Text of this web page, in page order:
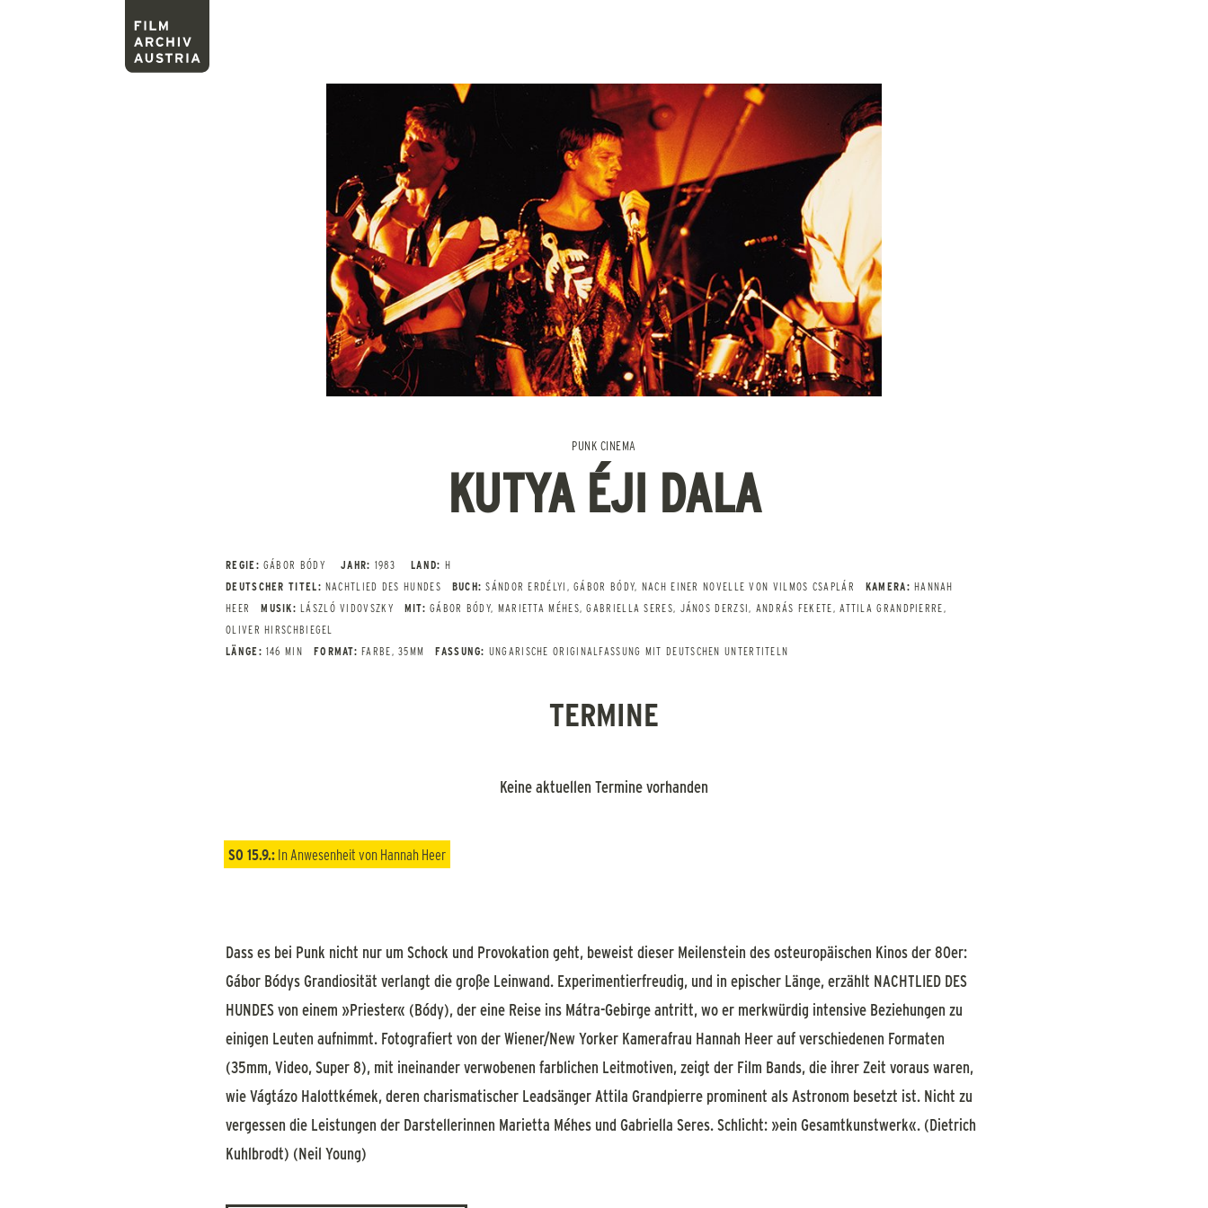
PUNK CINEMA
KUTYA ÉJI DALA
REGIE: GÁBOR BÓDY JAHR: 1983 LAND: H
DEUTSCHER TITEL: NACHTLIED DES HUNDES BUCH: SÁNDOR ERDÉLYI, GÁBOR BÓDY, NACH EINER NOVELLE VON VILMOS CSAPLÁR KAMERA: HANNAH
HEER
MUSIK: LÁSZLÓ VIDOVSZKY MIT: GÁBOR BÓDY, MARIETTA MÉHES, GABRIELLA SERES, JÁNOS DERZSI, ANDRÁS FEKETE, ATTILA GRANDPIERRE,
OLIVER HIRSCHBIEGEL
LÄNGE: 146 MIN FORMAT: FARBE, 35MM FASSUNG: UNGARISCHE ORIGINALFASSUNG MIT DEUTSCHEN UNTERTITELN
TERMINE
Keine aktuellen Termine vorhanden
SO 15.9.:In Anwesenheit von Hannah Heer
Dass es bei Punk nicht nur um Schock und Provokation geht, beweist dieser Meilenstein des osteuropäischen Kinos der 80er:
Gábor Bódys Grandiosität verlangt die große Leinwand. Experimentierfreudig, und in epischer Länge, erzählt NACHTLIED DES
HUNDES von einem »Priester« (Bódy), der eine Reise ins Mátra-Gebirge antritt, wo er merkwürdig intensive Beziehungen zu
einigen Leuten aufnimmt. Fotografiert von der Wiener/New Yorker Kamerafrau Hannah Heer auf verschiedenen Formaten
(35mm, Video, Super 8), mit ineinander verwobenen farblichen Leitmotiven, zeigt der Film Bands, die ihrer Zeit voraus waren,
wie Vágtázo Halottkémek, deren charismatischer Leadsänger Attila Grandpierre prominent als Astronom besetzt ist. Nicht zu
vergessen die Leistungen der Darstellerinnen Marietta Méhes und Gabriella Seres. Schlicht: »ein Gesamtkunstwerk«. (Dietrich
Kuhlbrodt) (Neil Young)